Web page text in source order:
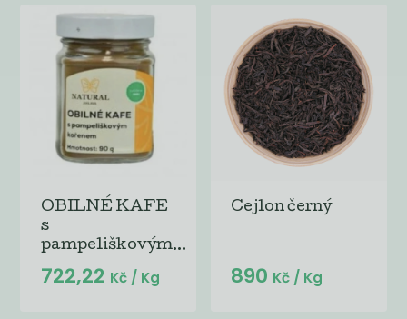
OBILNÉ KAFE
s
pampeliškovým...
722,22 Kč / Kg
Cejlon černý
890 Kč / Kg